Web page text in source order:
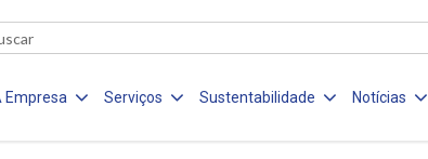
Empresa Serviços Sustentabilidade Notícias